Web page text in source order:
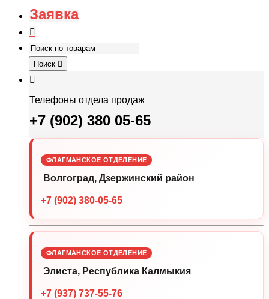
Заявка
Поиск
Телефоны отдела продаж
+7 (902) 380 05-65
ФЛАГМАНСКОЕ ОТДЕЛЕНИЕ
Волгоград, Дзержинский район
+7 (902) 380-05-65
ФЛАГМАНСКОЕ ОТДЕЛЕНИЕ
Элиста, Республика Калмыкия
+7 (937) 737-55-76